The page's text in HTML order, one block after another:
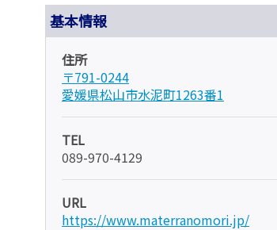
基本情報
住所
〒791-0244
愛媛県松山市水泥町1263番1
TEL
089-970-4129
URL
https://www.materranomori.jp/